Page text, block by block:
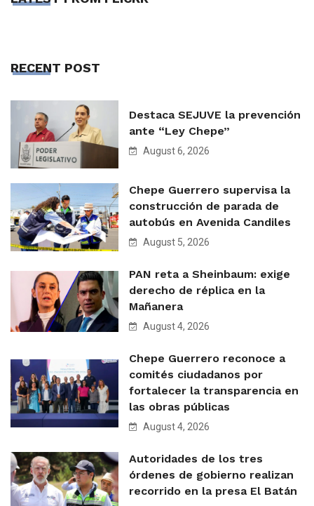
RECENT POST
Destaca SEJUVE la prevención
ante “Ley Chepe”
August 6, 2026
Chepe Guerrero supervisa la
construcción de parada de
autobús en Avenida Candiles
August 5, 2026
PAN reta a Sheinbaum: exige
derecho de réplica en la
Mañanera
August 4, 2026
Chepe Guerrero reconoce a
comités ciudadanos por
fortalecer la transparencia en
las obras públicas
August 4, 2026
Autoridades de los tres
órdenes de gobierno realizan
recorrido en la presa El Batán